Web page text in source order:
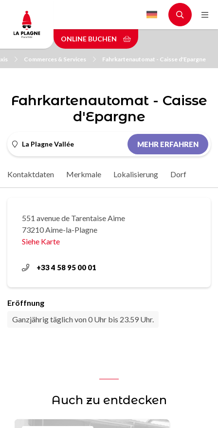
main
content
ONLINE BUCHEN
Commerces & Services Fahrkartenautomat - Caisse d'Epargne
Fahrkartenautomat - Caisse
d'Epargne
La Plagne Vallée MEHR ERFAHREN
Kontaktdaten Merkmale Lokalisierung Dorf
551 avenue de Tarentaise Aime
73210 Aime-la-Plagne
Siehe Karte
+33 4 58 95 00 01
Eröffnung
Ganzjährig täglich von 0 Uhr bis 23.59 Uhr.
Auch zu entdecken